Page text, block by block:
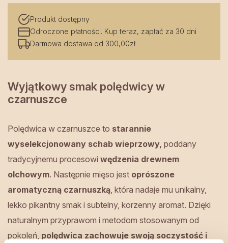
Produkt dostępny
Odroczone płatności. Kup teraz, zapłać za 30 dni
Darmowa dostawa od 300,00zł
Wyjątkowy smak polędwicy w
czarnuszce
Polędwica w czarnuszce to starannie
wyselekcjonowany schab wieprzowy, poddany
tradycyjnemu procesowi wędzenia drewnem
olchowym. Następnie mięso jest oprószone
aromatyczną czarnuszką, która nadaje mu unikalny,
lekko pikantny smak i subtelny, korzenny aromat. Dzięki
naturalnym przyprawom i metodom stosowanym od
pokoleń, polędwica zachowuje swoją soczystość i